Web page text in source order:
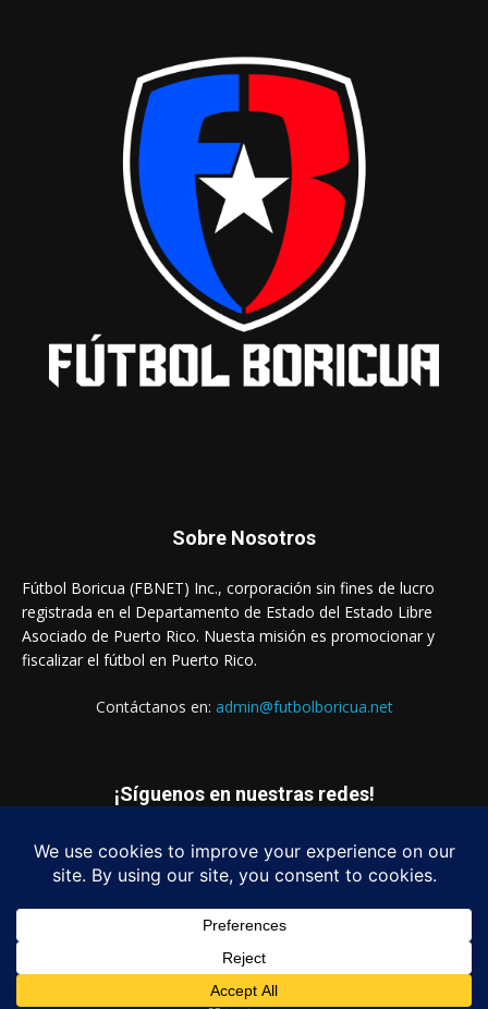
Sobre Nosotros
Fútbol Boricua (FBNET) Inc., corporación sin fines de lucro
registrada en el Departamento de Estado del Estado Libre
Asociado de Puerto Rico. Nuesta misión es promocionar y
fiscalizar el fútbol en Puerto Rico.
Contáctanos en: admin@futbolboricua.net
¡Síguenos en nuestras redes!
© Copyright 2023 - Fútbol Boricua (FBNET) Inc.